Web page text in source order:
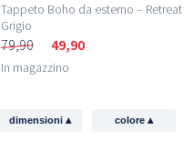
Tappeto Boho da esterno – Retreat
Grigio
79,90 49,90
In magazzino
dimensioni▴ colore ▴